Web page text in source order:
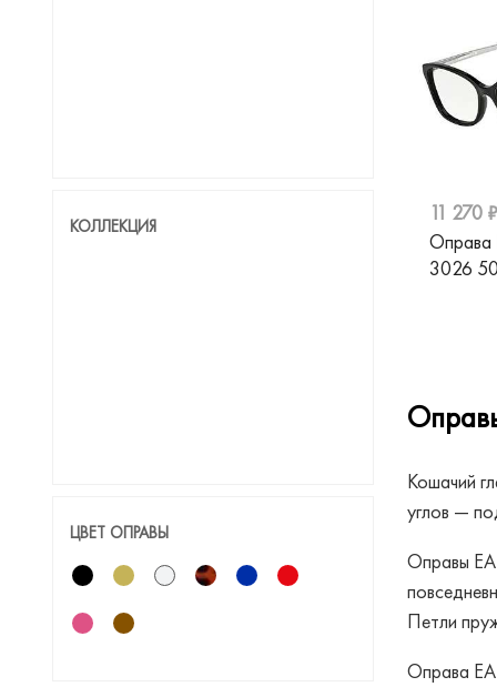
Humphreys
Jimmy Choo
Just Cavalli
КОЛЛЕКЦИЯ
ЦВЕТ ОПРАВЫ
11 270 ₽
Оправа
3026
Кошачий
углов —
Оправы
Петли
Оправа